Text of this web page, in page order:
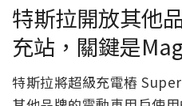
特斯拉開放其他
充站，關鍵是
特斯拉將超級充電樁